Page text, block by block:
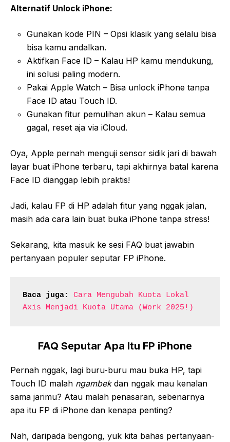
Alternatif Unlock iPhone:
Gunakan kode PIN – Opsi klasik yang selalu bisa
bisa kamu andalkan.
Aktifkan Face ID – Kalau HP kamu mendukung,
ini solusi paling modern.
Pakai Apple Watch – Bisa unlock iPhone tanpa
Face ID atau Touch ID.
Gunakan fitur pemulihan akun – Kalau semua
gagal, reset aja via iCloud.
Oya, Apple pernah menguji sensor sidik jari di bawah
layar buat iPhone terbaru, tapi akhirnya batal karena
Face ID dianggap lebih praktis!
Jadi, kalau FP di HP adalah fitur yang nggak jalan,
masih ada cara lain buat buka iPhone tanpa stress!
Sekarang, kita masuk ke sesi FAQ buat jawabin
pertanyaan populer seputar FP iPhone.
Baca juga:
Cara Mengubah Kuota Lokal
Axis Menjadi Kuota Utama (Work 2025!)
FAQ Seputar Apa Itu FP iPhone
Pernah nggak, lagi buru-buru mau buka HP, tapi
Touch ID malah ngambekdan nggak mau kenalan
sama jarimu? Atau malah penasaran, sebenarnya
apa itu FP di iPhone dan kenapa penting?
Nah, daripada bengong, yuk kita bahas pertanyaan-